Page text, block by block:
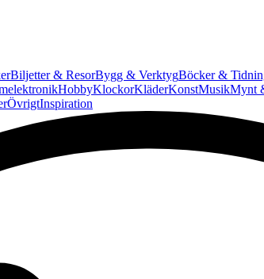
Biljetter & ResorBygg & VerktygBöcker &
HobbyKlockorKläderKonstMusikMynt
ÖvrigtInspiration